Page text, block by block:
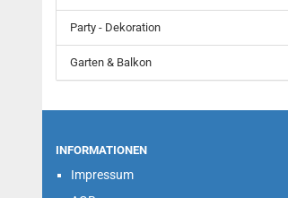
Party - Dekoration
Garten & Balkon
INFORMATIONEN
Impressum